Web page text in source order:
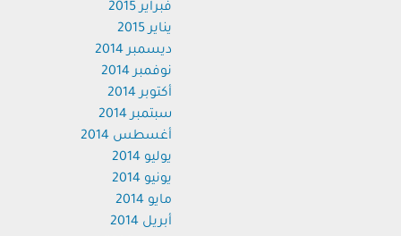
فبراير 2015
يناير 2015
ديسمبر 2014
نوفمبر 2014
أكتوبر 2014
سبتمبر 2014
أغسطس 2014
يوليو 2014
يونيو 2014
مايو 2014
أبريل 2014